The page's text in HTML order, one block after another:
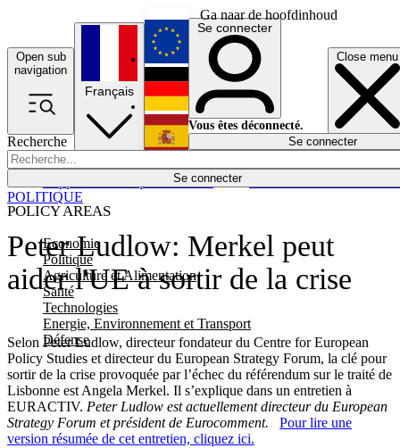
Ga naar de hoofdinhoud
Open sub
navigation
Close menu
Recherche
Se connecter
POLICY AREAS
Economie
Politique
Agriculture et Alimentation
Santé
Technologies
Energie, Environnement et Transport
Défense
Économie
Français
English
Deutsch
Español
Se connecter
Vous êtes déconnecté.
Se connecter
Peter Ludlow: Merkel peut
aider l'UE à sortir de la crise
Selon Peter Ludlow, directeur fondateur du Centre for European
Policy Studies et directeur du European Strategy Forum, la clé pour
sortir de la crise provoquée par l’échec du référendum sur le traité de
Lisbonne est Angela Merkel. Il s’explique dans un entretien à
EURACTIV. Peter Ludlow est actuellement directeur du European
Strategy Forum et président de Eurocomment.
Pour lire une
version résumée de cet entretien, cliquez ici.
POLITIQUE